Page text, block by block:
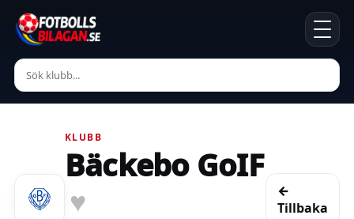
KLUBB
Bäckebo GoIF
♥
←
Tillbaka